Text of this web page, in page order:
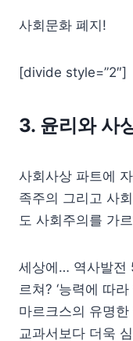
사회문화 폐지!
[divide style=”2″]
3. 윤리와 사
사회사상 파트에
족주의 그리고 사
도 사회주의를 가
세상에… 역사발전
르쳐? ‘능력에 따
마르크스의 유명
교과서보다 더욱